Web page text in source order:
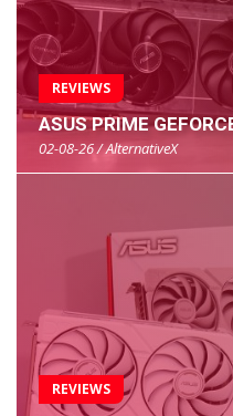
REVIEWS
ASUS PRIME
02-08-26 / AlternativeX
REVIEWS